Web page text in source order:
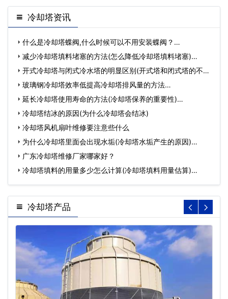
冷却塔资讯
什么是冷却塔蝶阀,什么时候可以不用安装蝶阀？…
减少冷却塔填料堵塞的方法(怎么降低冷却塔填料堵塞)…
开式冷却塔与闭式冷水塔的明显区别(开式塔和闭式塔的不同
之…玻璃钢冷却塔效率低提高冷却塔排风量的方法…
延长冷却塔使用寿命的方法(冷却塔保养的重要性)…
冷却塔结冰的原因(为什么冷却塔会结冰)
冷却塔风机扇叶维修要注意些什么
为什么冷却塔里面会出现水垢(冷却塔水垢产生的原因)…
广东冷却塔维修厂家哪家好？
冷却塔填料的用量多少怎么计算(冷却塔填料用量估算)…
冷却塔产品